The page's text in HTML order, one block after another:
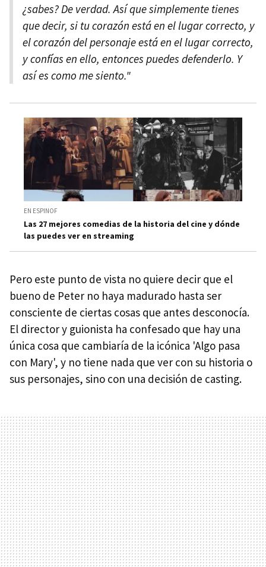
¿sabes? De verdad. Así que simplemente tienes
que decir, si tu corazón está en el lugar correcto, y
el corazón del personaje está en el lugar correcto,
y confías en ello, entonces puedes defenderlo. Y
así es como me siento."
EN ESPINOF
Las 27 mejores comedias de la historia del cine y dónde
las puedes ver en streaming
Pero este punto de vista no quiere decir que el
bueno de Peter no haya madurado hasta ser
consciente de ciertas cosas que antes desconocía.
El director y guionista ha confesado que hay una
única cosa que cambiaría de la icónica 'Algo pasa
con Mary', y no tiene nada que ver con su historia o
sus personajes, sino con una decisión de casting.